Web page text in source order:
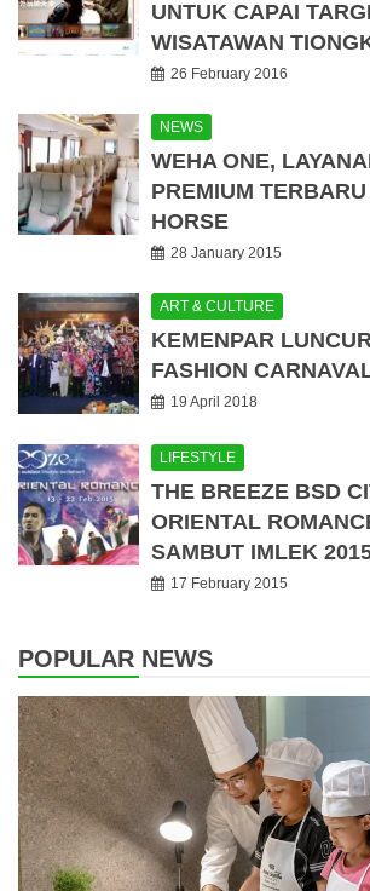
UNTUK CAPAI
WISATAWAN
26 February 2016
NEWS
WEHA ONE,
PREMIUM
HORSE
28 January 2015
ART & CULTURE
KEMENPAR
FASHION
19 April 2018
LIFESTYLE
THE BREEZE BSD
ORIENTAL
SAMBUT IMLEK
17 February 2015
POPULAR NEWS